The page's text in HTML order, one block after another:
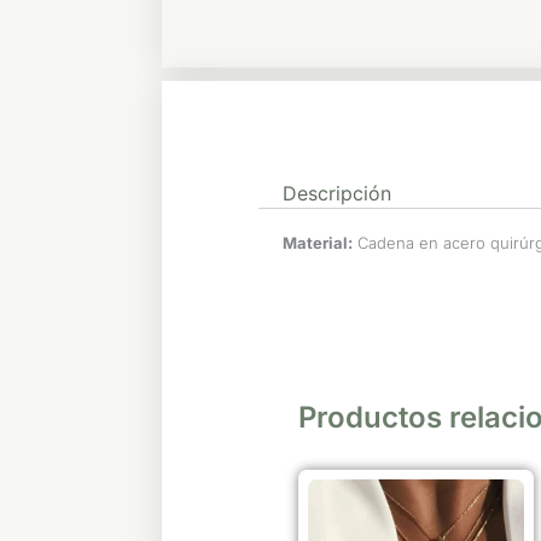
Descripción
Material: Cadena en acero
Productos